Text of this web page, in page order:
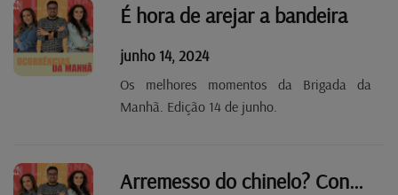
É hora de arejar a bandeira
junho 14, 2024
Os melhores momentos da Brigada da
Manhã. Edição 14 de junho.
Arremesso do chinelo? Conheço pois!